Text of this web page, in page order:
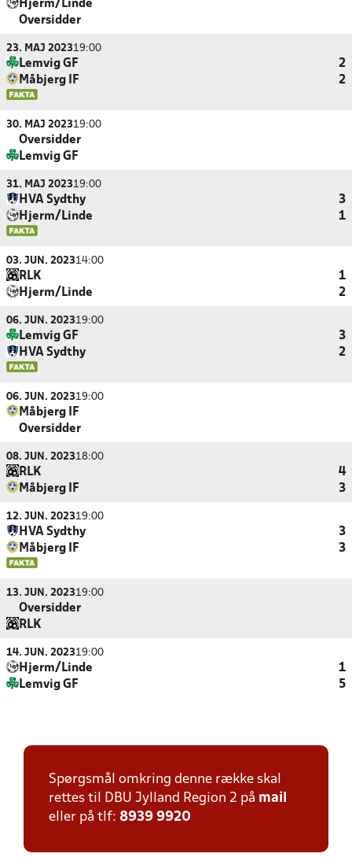
Hjerm/Linde
Oversidder
23. MAJ 202319:00
Lemvig GF
2
Måbjerg IF
2
30. MAJ 202319:00
Oversidder
Lemvig GF
31. MAJ 202319:00
HVA Sydthy
3
Hjerm/Linde
1
03. JUN. 202314:00
RLK
1
Hjerm/Linde
2
06. JUN. 202319:00
Lemvig GF
3
HVA Sydthy
2
06. JUN. 202319:00
Måbjerg IF
Oversidder
08. JUN. 202318:00
RLK
4
Måbjerg IF
3
12. JUN. 202319:00
HVA Sydthy
3
Måbjerg IF
3
13. JUN. 202319:00
Oversidder
RLK
14. JUN. 202319:00
Hjerm/Linde
1
Lemvig GF
5
Spørgsmål omkring denne række skal
rettes til DBU Jylland Region 2 på mail
eller på tlf: 8939 9920